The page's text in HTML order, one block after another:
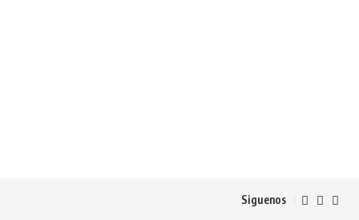
Siguenos